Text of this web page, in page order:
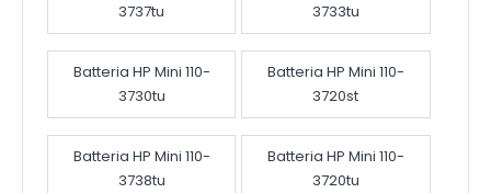
3737tu
3733tu
Batteria HP Mini 110-
3730tu
Batteria HP Mini 110-
3720st
Batteria HP Mini 110-
3738tu
Batteria HP Mini 110-
3720tu